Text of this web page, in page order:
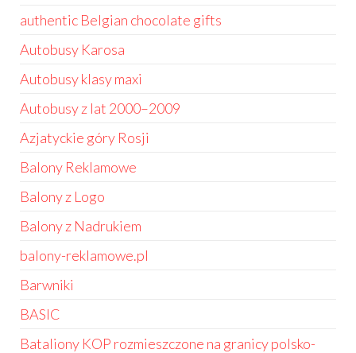
authentic Belgian chocolate gifts
Autobusy Karosa
Autobusy klasy maxi
Autobusy z lat 2000–2009
Azjatyckie góry Rosji
Balony Reklamowe
Balony z Logo
Balony z Nadrukiem
balony-reklamowe.pl
Barwniki
BASIC
Bataliony KOP rozmieszczone na granicy polsko-